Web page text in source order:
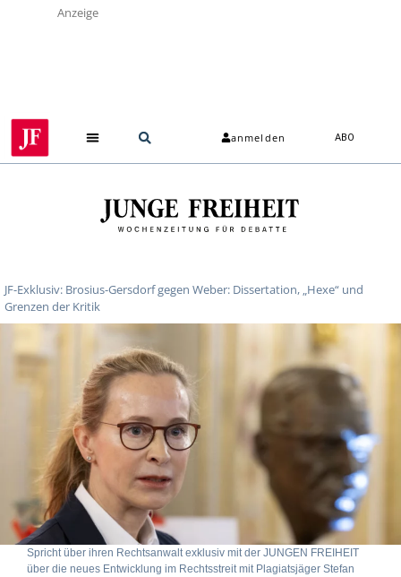
Anzeige
anmelden ABO
JF-Exklusiv: Brosius-Gersdorf gegen Weber: Dissertation, „Hexe“ und
Grenzen der Kritik
Spricht über ihren Rechtsanwalt exklusiv mit der JUNGEN FREIHEIT
über die neues Entwicklung im Rechtsstreit mit Plagiatsjäger Stefan